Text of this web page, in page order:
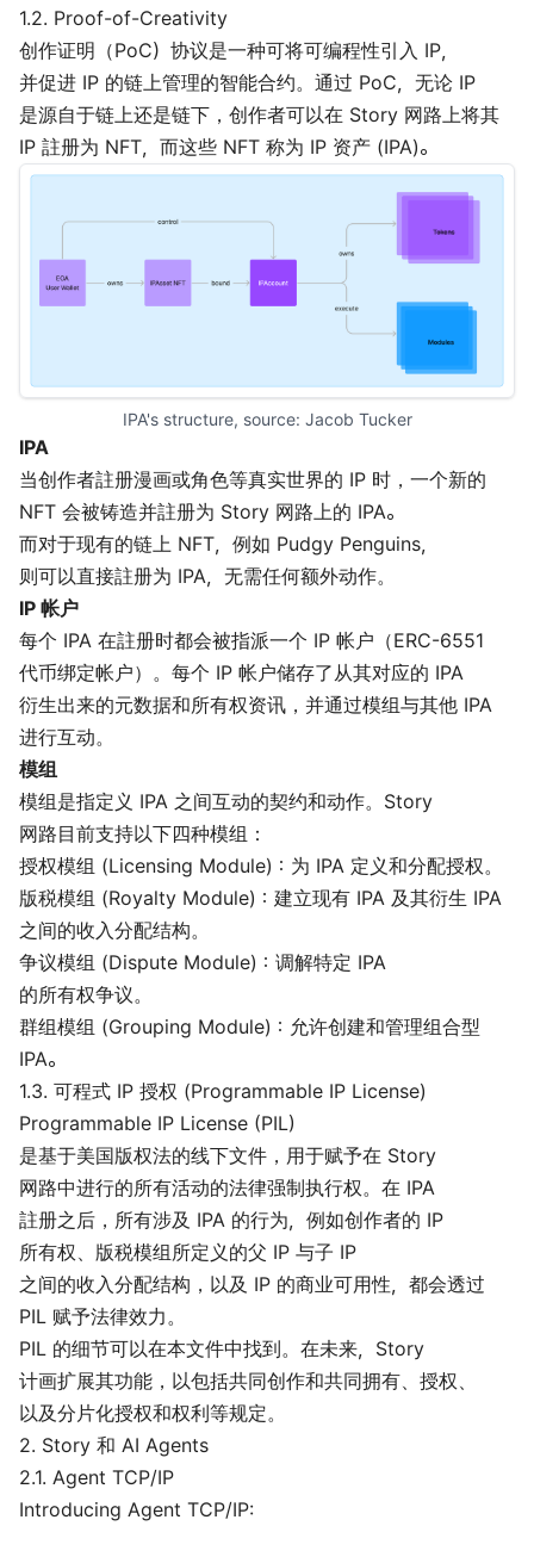
1.2. Proof-of-Creativity
创作证明（PoC）协议是一种可将可编程性引入 IP，
并促进 IP 的链上管理的智能合约。通过 PoC，无论 IP
是源自于链上还是链下，创作者可以在 Story 网路上将其
IP 註册为 NFT，而这些 NFT 称为 IP 资产 (IPA)。
IPA's structure, source: Jacob Tucker
IPA
当创作者註册漫画或角色等真实世界的 IP 时，一个新的
NFT 会被铸造并註册为 Story 网路上的 IPA。
而对于现有的链上 NFT，例如 Pudgy Penguins，
则可以直接註册为 IPA，无需任何额外动作。
IP 帐户
每个 IPA 在註册时都会被指派一个 IP 帐户（ERC-6551
代币绑定帐户）。每个 IP 帐户储存了从其对应的 IPA
衍生出来的元数据和所有权资讯，并通过模组与其他 IPA
进行互动。
模组
模组是指定义 IPA 之间互动的契约和动作。Story
网路目前支持以下四种模组：
授权模组 (Licensing Module)：为 IPA 定义和分配授权。
版税模组 (Royalty Module)：建立现有 IPA 及其衍生 IPA
之间的收入分配结构。
争议模组 (Dispute Module)：调解特定 IPA
的所有权争议。
群组模组 (Grouping Module)：允许创建和管理组合型
IPA。
1.3. 可程式 IP 授权 (Programmable IP License)
Programmable IP License (PIL)
是基于美国版权法的线下文件，用于赋予在 Story
网路中进行的所有活动的法律强制执行权。在 IPA
註册之后，所有涉及 IPA 的行为，例如创作者的 IP
所有权、版税模组所定义的父 IP 与子 IP
之间的收入分配结构，以及 IP 的商业可用性，都会透过
PIL 赋予法律效力。
PIL 的细节可以在本文件中找到。在未来，Story
计画扩展其功能，以包括共同创作和共同拥有、授权、
以及分片化授权和权利等规定。
2. Story 和 AI Agents
2.1. Agent TCP/IP
Introducing Agent TCP/IP: